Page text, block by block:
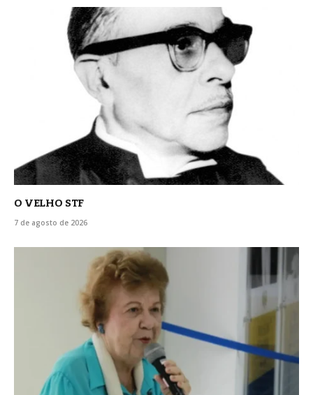
O VELHO STF
7 de agosto de 2026